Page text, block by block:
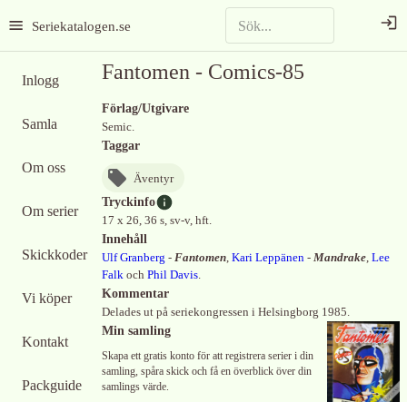
Seriekatalogen.se
Inlogg
Samla
Om oss
Om serier
Skickkoder
Vi köper
Kontakt
Packguide
Fantomen - Comics-85
Förlag/Utgivare
Semic.
Taggar
Äventyr
Tryckinfo
17 x 26, 36 s, sv-v, hft.
Innehåll
Ulf Granberg - Fantomen, Kari Leppänen - Mandrake, Lee
Falk och Phil Davis.
Kommentar
Delades ut på seriekongressen i Helsingborg 1985.
Min samling
Skapa ett gratis konto för att registrera serier i din
samling, spåra skick och få en överblick över din
samlings värde.